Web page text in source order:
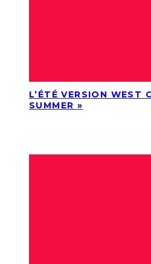
L’ÉTÉ VERSION WEST
SUMMER »